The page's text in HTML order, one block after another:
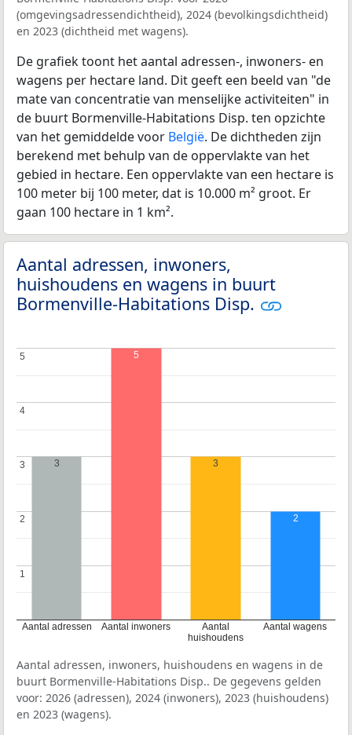
(omgevingsadressendichtheid), 2024 (bevolkingsdichtheid)
en 2023 (dichtheid met wagens).
De grafiek toont het aantal adressen-, inwoners- en
wagens per hectare land. Dit geeft een beeld van "de
mate van concentratie van menselijke activiteiten" in
de buurt Bormenville-Habitations Disp. ten opzichte
van het gemiddelde voor België. De dichtheden zijn
berekend met behulp van de oppervlakte van het
gebied in hectare. Een oppervlakte van een hectare is
100 meter bij 100 meter, dat is 10.000 m² groot. Er
gaan 100 hectare in 1 km².
Aantal adressen, inwoners,
huishoudens en wagens in buurt
Bormenville-Habitations Disp.
Aantal adressen Aantal inwoners
Aantal
huishoudens
Aantal wagens
11
2
2
3
3
4
4
5
5
3
5
3
2
Aantal adressen, inwoners, huishoudens en wagens in de
buurt Bormenville-Habitations Disp.. De gegevens gelden
voor: 2026 (adressen), 2024 (inwoners), 2023 (huishoudens)
en 2023 (wagens).